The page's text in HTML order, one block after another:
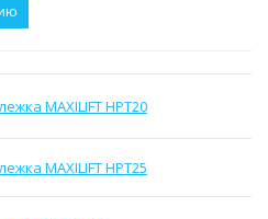
MAXILIFT HPT20
MAXILIFT HPT25